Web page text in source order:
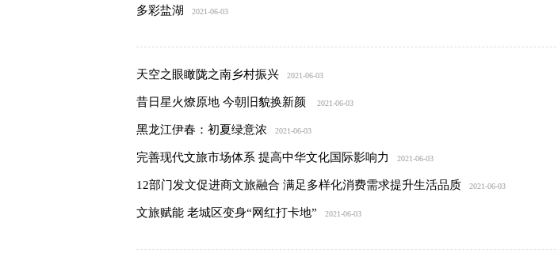
多彩盐湖 2021-06-03
天空之眼瞰陇之南乡村振兴 2021-06-03
昔日星火燎原地 今朝旧貌换新颜 2021-06-03
黑龙江伊春：初夏绿意浓 2021-06-03
完善现代文旅市场体系 提高中华文化国际影响力 2021-06-03
12部门发文促进商文旅融合 满足多样化消费需求提升生活品质 2021-06-03
文旅赋能 老城区变身“网红打卡地” 2021-06-03